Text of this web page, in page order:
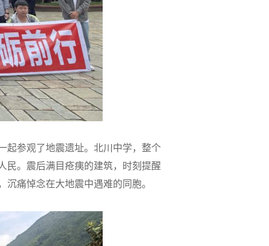
起参观了地震遗址。北川中学，整个
民。 震后满目疮痍的建筑，时刻提醒
沉痛悼念在大地震中遇难的同胞。